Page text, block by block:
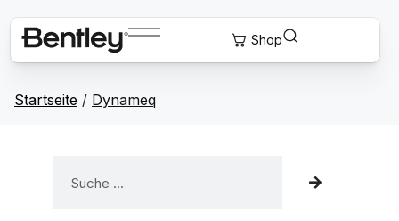
Startseite / Dynameq